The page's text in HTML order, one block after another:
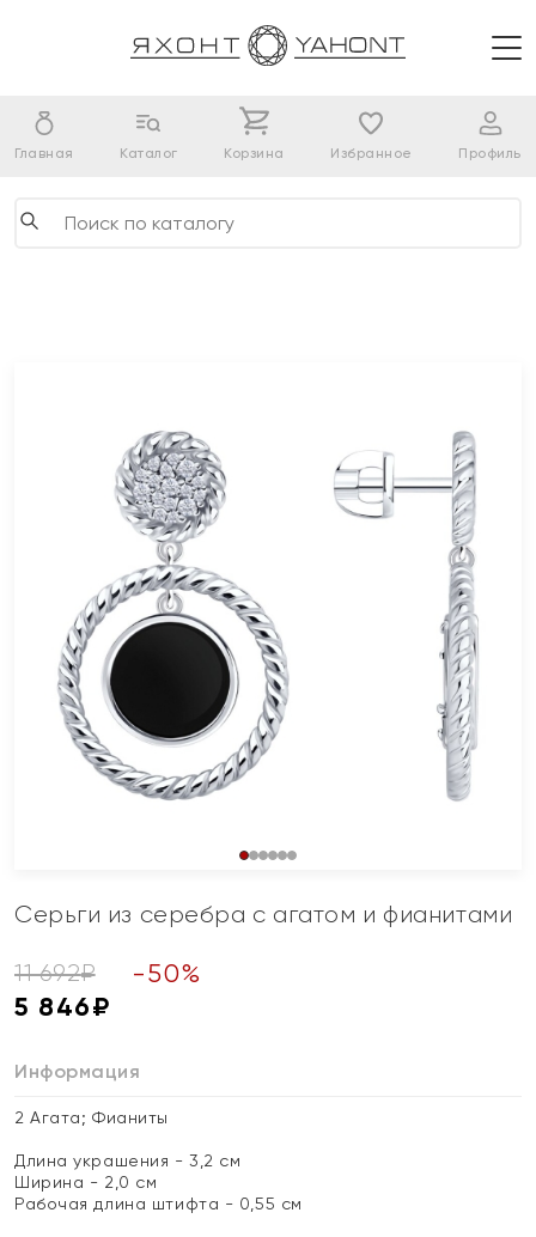
Главная Каталог Корзина Избранное Профиль
Серьги из серебра с агатом и фианитами
11 692₽ -50%
5 846₽
Информация
2 Агата; Фианиты
Длина украшения - 3,2 см
Ширина - 2,0 см
Рабочая длина штифта - 0,55 см